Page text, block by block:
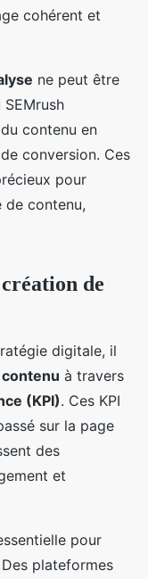
cohérent et
ne peut être
contenu en
conversion. Ces
pour
contenu,
de
digitale, il
à travers
(KPI). Ces KPI
sur la page
des
et
pour
plateformes